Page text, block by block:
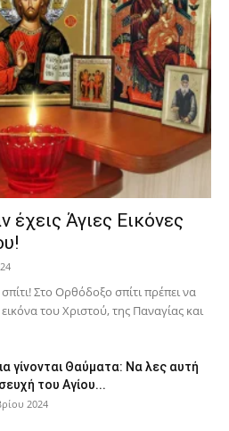
έχεις Άγιες Εικόνες
Στο Ορθόδοξο σπίτι πρέπει να
του Χριστού, της Παν­αγίας και
γίνονται Θαύματα: Να λες αυτή
του Αγίου...
2024